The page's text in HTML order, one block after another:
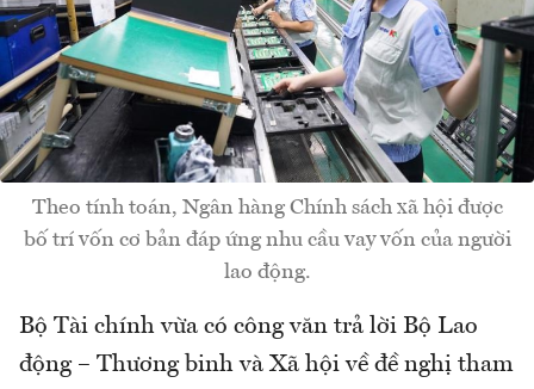
Theo tính toán, Ngân hàng Chính sách xã hội được
bố trí vốn cơ bản đáp ứng nhu cầu vay vốn của người
lao động.
Bộ Tài chính vừa có công văn trả lời Bộ Lao
động – Thương binh và Xã hội về đề nghị tham